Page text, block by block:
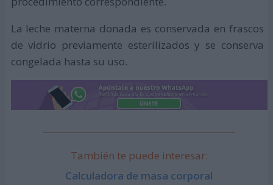
La leche materna donada es conservada en frascos
de vidrio previamente esterilizados y se conserva
congelada hasta su uso.
También te puede interesar:
Calculadora de masa corporal